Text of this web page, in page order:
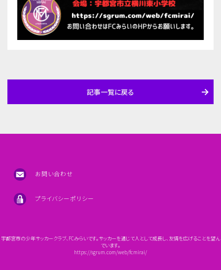
記事一覧に戻る
お問い合わせ
プライバシーポリシー
宇都宮市の少年サッカークラブ、FCみらいです。サッカーを通じて人として成長し、友情を広げることを望ん
でいます。
https://sgrum.com/web/fcmirai/